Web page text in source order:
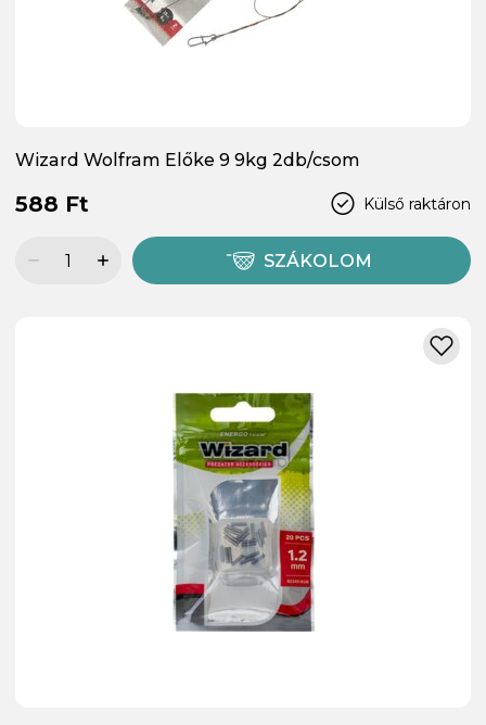
Wizard Wolfram Előke 9 9kg 2db/csom
Külső raktáron
588 Ft
SZÁKOLOM